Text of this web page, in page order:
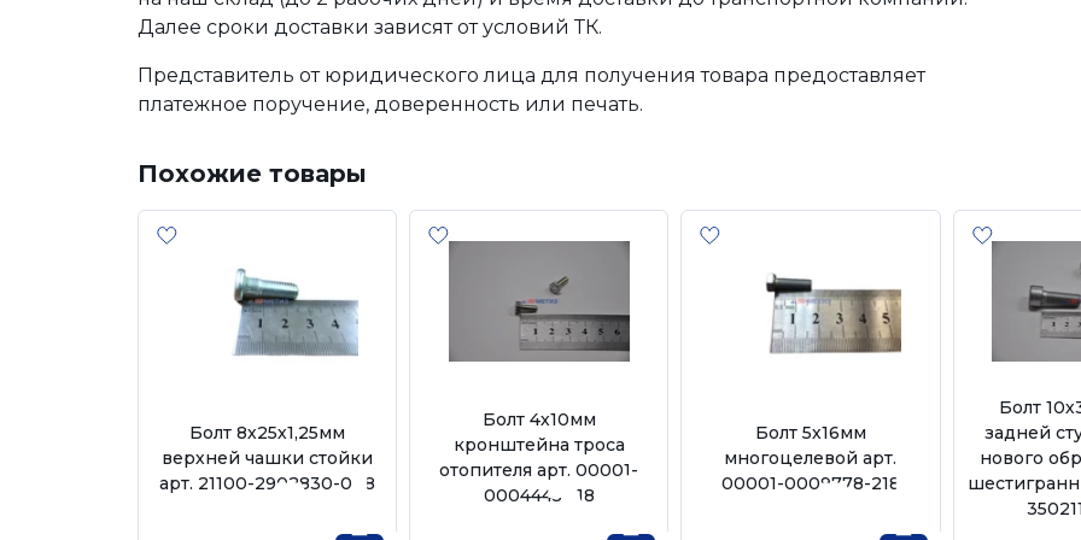
Далее сроки доставки зависят от условий ТК.
Представитель от юридического лица для получения товара предоставляет
платежное поручение, доверенность или печать.
Похожие товары
Болт 8х25х1,25мм
верхней чашки стойки
арт. 21100-2902830-008
Болт 4х10мм
кронштейна троса
отопителя арт. 00001-
0004445-118
Болт 5х16мм
многоцелевой арт.
00001-0009778-218
Болт
задней
нового